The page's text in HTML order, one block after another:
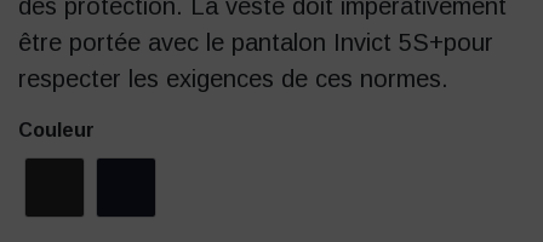
des protection. La veste doit impérativement
être portée avec le pantalon Invict 5S+pour
respecter les exigences de ces normes.
Couleur